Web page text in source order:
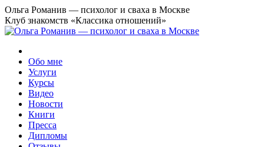
Перейти
к
содержанию
Ольга Романив — психолог и сваха в Москве
Клуб знакомств «Классика отношений»
Обо мне
Услуги
Курсы
Видео
Новости
Книги
Пресса
Дипломы